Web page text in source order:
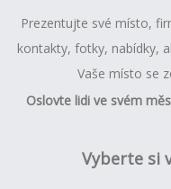
Prezentujte své místo,
kontakty, fotky, nabídky,
Vaše místo se
Oslovte lidi ve svém
Vyberte si